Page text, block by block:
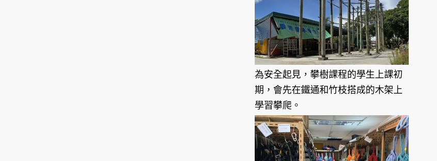
為安全起見，攀樹課程的學生上課初
期，會先在鐵通和竹枝搭成的木架上
學習攀爬。